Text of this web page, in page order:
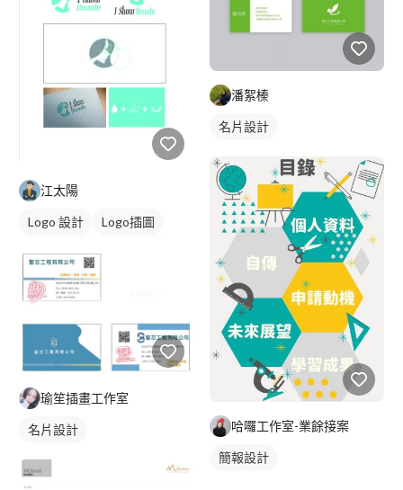
江太陽
Logo 設計
Logo插圖
瑜笙插畫工作室
名片設計
潘絮榛
名片設計
哈囉工作室-業餘接案
簡報設計